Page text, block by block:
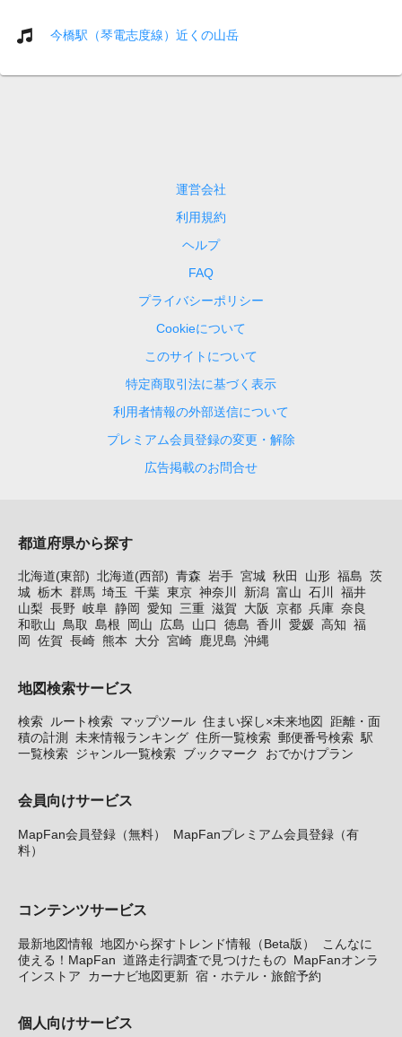
今橋駅（琴電志度線）近くの山岳
運営会社
利用規約
ヘルプ
FAQ
プライバシーポリシー
Cookieについて
このサイトについて
特定商取引法に基づく表示
利用者情報の外部送信について
プレミアム会員登録の変更・解除
広告掲載のお問合せ
都道府県から探す
北海道(東部) 北海道(西部) 青森 岩手 宮城 秋田 山形 福島 茨
城 栃木 群馬 埼玉 千葉 東京 神奈川 新潟 富山 石川
福井
山梨 長野 岐阜 静岡 愛知 三重 滋賀 大阪 京都 兵庫 奈良
和歌山 鳥取 島根 岡山 広島 山口 徳島 香川 愛媛 高知 福
岡
佐賀 長崎 熊本 大分 宮崎 鹿児島 沖縄
地図検索サービス
検索 ルート検索 マップツール 住まい探し×未来地図
距離・面
積の計測
未来情報ランキング 住所一覧検索 郵便番号検索 駅
一覧検索 ジャンル一覧検索 ブックマーク おでかけプラン
会員向けサービス
MapFan会員登録（無料）
MapFanプレミアム会員登録（有
料）
コンテンツサービス
最新地図情報 地図から探すトレンド情報（Beta版）
こんなに
使える！MapFan 道路走行調査で見つけたもの MapFanオンラ
インストア
カーナビ地図更新 宿・ホテル・旅館予約
個人向けサービス